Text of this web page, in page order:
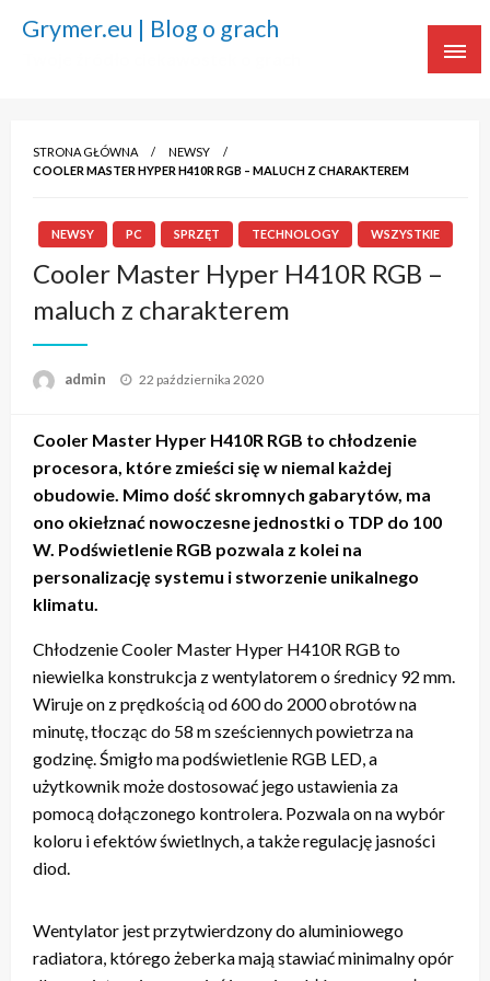
Grymer.eu | Blog o grach
STRONA GŁÓWNA
NEWSY
COOLER MASTER HYPER H410R RGB – MALUCH Z CHARAKTEREM
NEWSY PC SPRZĘT TECHNOLOGY WSZYSTKIE
Cooler Master Hyper H410R RGB –
maluch z charakterem
admin Napisano
22 października 2020
Cooler Master Hyper H410R RGB to chłodzenie
procesora, które zmieści się w niemal każdej
obudowie. Mimo dość skromnych gabarytów, ma
ono okiełznać nowoczesne jednostki o TDP do 100
W. Podświetlenie RGB pozwala z kolei na
personalizację systemu i stworzenie unikalnego
klimatu.
Chłodzenie Cooler Master Hyper H410R RGB to
niewielka konstrukcja z wentylatorem o średnicy 92 mm.
Wiruje on z prędkością od 600 do 2000 obrotów na
minutę, tłocząc do 58 m sześciennych powietrza na
godzinę. Śmigło ma podświetlenie RGB LED, a
użytkownik może dostosować jego ustawienia za
pomocą dołączonego kontrolera. Pozwala on na wybór
koloru i efektów świetlnych, a także regulację jasności
diod.
Wentylator jest przytwierdzony do aluminiowego
radiatora, którego żeberka mają stawiać minimalny opór